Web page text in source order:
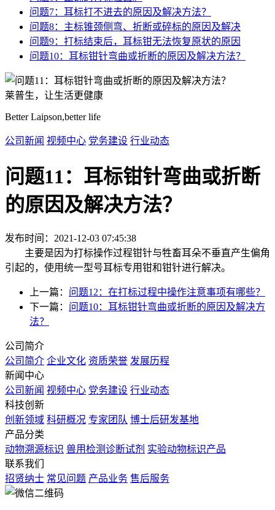
问题7：耳标打不进去的原因及解决方法？
问题8：主标锥颈侧弯、折断或碎标的原因及解决
问题9：打标结束后，耳标钳无法恢复原状的原因
问题10：耳标钳针弯曲或折断的原因及解决方法？
莱普生，让生活更健康
Better Laipson,better life
公司新闻 视频中心 党务建设 行业动态
问题11：耳标钳针弯曲或折断
的原因及解决方法？
发布时间：2021-12-03 07:45:38
主要是因为打标操作过程钳针与牲畜耳朵不垂直产生偏角
引起的，使用统一型号耳标专用钳和钳针进行解决。
上一篇： 问题12：在打标过程中操作注意事项有哪些？
下一篇： 问题10：耳标钳针弯曲或折断的原因及解决方
法？
公司简介
公司简介 企业文化 资质荣誉 发展历程
新闻中心
公司新闻 视频中心 党务建设 行业动态
科技创新
创新领域 科研概况 专家团队 博士后研发基地
产品分类
动物溯源标识 兽用检测诊断试剂 实验动物标识产品
联系我们
招贤纳士 常见问题 产品业务 售后服务